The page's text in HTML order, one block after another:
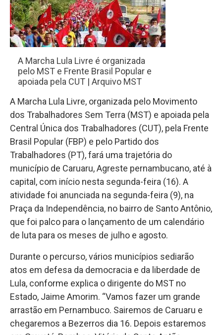
A Marcha Lula Livre é organizada
pelo MST e Frente Brasil Popular e
apoiada pela CUT | Arquivo MST
A Marcha Lula Livre, organizada pelo Movimento
dos Trabalhadores Sem Terra (MST) e apoiada pela
Central Única dos Trabalhadores (CUT), pela Frente
Brasil Popular (FBP) e pelo Partido dos
Trabalhadores (PT), fará uma trajetória do
município de Caruaru, Agreste pernambucano, até à
capital, com início nesta segunda-feira (16). A
atividade foi anunciada na segunda-feira (9), na
Praça da Independência, no bairro de Santo Antônio,
que foi palco para o lançamento de um calendário
de luta para os meses de julho e agosto.
Durante o percurso, vários municípios sediarão
atos em defesa da democracia e da liberdade de
Lula, conforme explica o dirigente do MST no
Estado, Jaime Amorim. “Vamos fazer um grande
arrastão em Pernambuco. Sairemos de Caruaru e
chegaremos a Bezerros dia 16. Depois estaremos